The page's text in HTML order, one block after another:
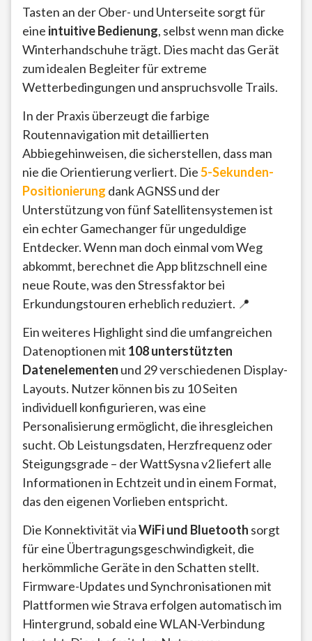
Tasten an der Ober- und Unterseite sorgt für
eine intuitive Bedienung, selbst wenn man dicke
Winterhandschuhe trägt. Dies macht das Gerät
zum idealen Begleiter für extreme
Wetterbedingungen und anspruchsvolle Trails.
In der Praxis überzeugt die farbige
Routennavigation mit detaillierten
Abbiegehinweisen, die sicherstellen, dass man
nie die Orientierung verliert. Die5-Sekunden-
Positionierung dank AGNSS und der
Unterstützung von fünf Satellitensystemen ist
ein echter Gamechanger für ungeduldige
Entdecker. Wenn man doch einmal vom Weg
abkommt, berechnet die App blitzschnell eine
neue Route, was den Stressfaktor bei
Erkundungstouren erheblich reduziert. 📍
Ein weiteres Highlight sind die umfangreichen
Datenoptionen mit 108 unterstützten
Datenelementen und 29 verschiedenen Display-
Layouts. Nutzer können bis zu 10 Seiten
individuell konfigurieren, was eine
Personalisierung ermöglicht, die ihresgleichen
sucht. Ob Leistungsdaten, Herzfrequenz oder
Steigungsgrade – der WattSysna v2 liefert alle
Informationen in Echtzeit und in einem Format,
das den eigenen Vorlieben entspricht.
Die Konnektivität viaWiFi und Bluetooth sorgt
für eine Übertragungsgeschwindigkeit, die
herkömmliche Geräte in den Schatten stellt.
Firmware-Updates und Synchronisationen mit
Plattformen wie Strava erfolgen automatisch im
Hintergrund, sobald eine WLAN-Verbindung